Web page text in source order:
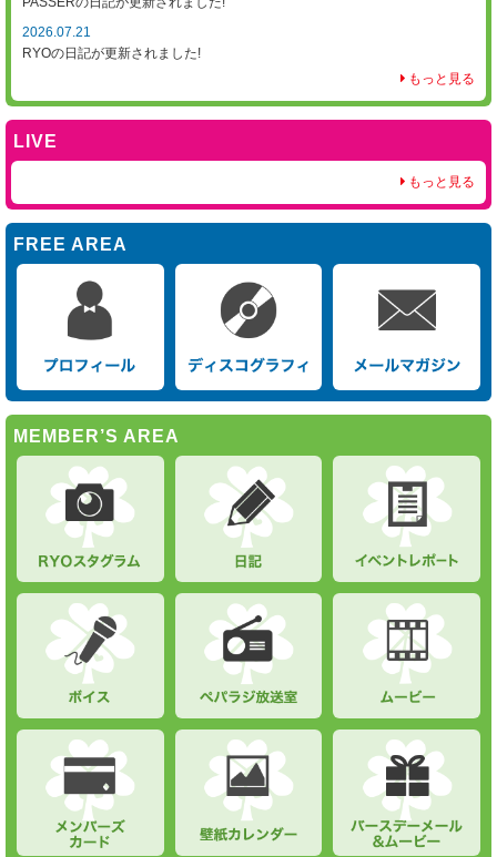
2026.07.21
RYOの日記が更新されました!
もっと見る
LIVE
もっと見る
FREE AREA
MEMBER’S AREA